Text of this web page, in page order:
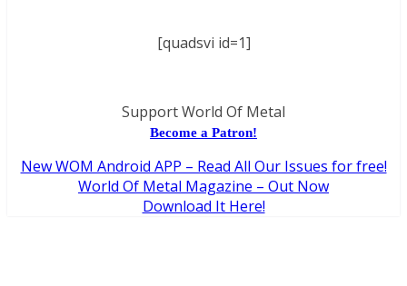
[quadsvi id=1]
Support World Of Metal
Become a Patron!
New WOM Android APP – Read All Our Issues for free!
World Of Metal Magazine – Out Now
Download It Here!